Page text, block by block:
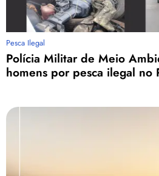
Pesca Ilegal
Polícia Militar de Meio
homens por pesca ilegal no